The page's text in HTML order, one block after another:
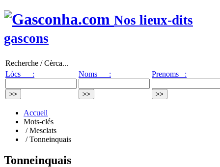
Nos lieux-dits
gascons
Recherche / Cèrca...
Lòcs :
Noms : Prenoms :
Accueil
Mots-clés
/ Mesclats
/ Tonneinquais
Tonneinquais